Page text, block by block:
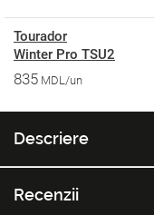
Tourador
Winter Pro TSU2
835 MDL/un
Descriere
Recenzii